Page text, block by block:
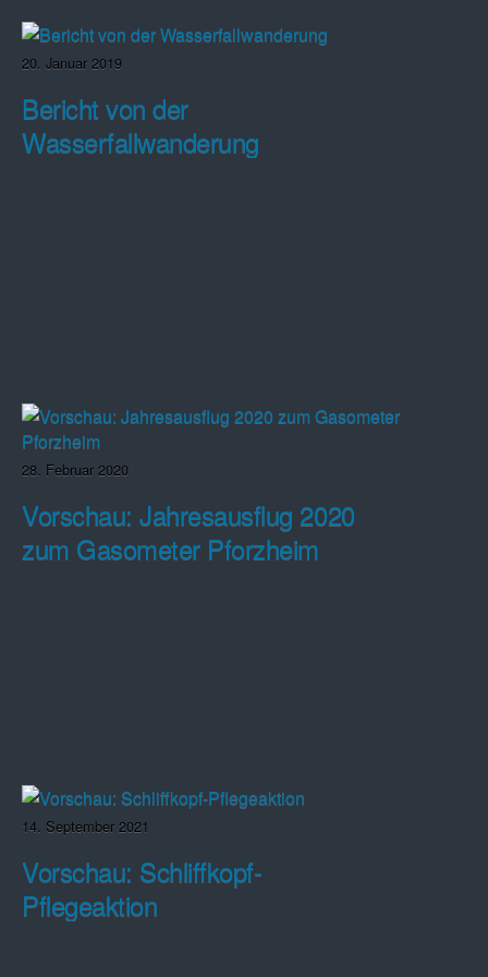
20. Januar 2019
Bericht von der
Wasserfallwanderung
28. Februar 2020
Vorschau: Jahresausflug 2020
zum Gasometer Pforzheim
14. September 2021
Vorschau: Schliffkopf-
Pflegeaktion